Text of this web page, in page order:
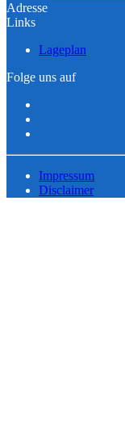
Adresse
Links
Lageplan
Folge uns auf
Impressum
Disclaimer